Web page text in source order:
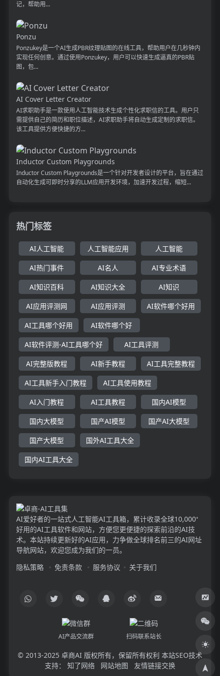
记，帮助用...
Ponzu
Ponzukey是一个AI生成PBR纹理贴图的在线工具，帮助用户在几秒钟内
实现任何创意。通过使用Ponzukey，用户可以快速生成逼真的PBR贴
图，包...
AI Cover Letter Creator
AI求职助手是一款使用人工智能技术生成个性化求职信的工具。用户只
需提供自己的简历和职位描述，AI求职助手将自动生成定制的求职信。
该工具提供方便快捷的方...
Inductor Custom Playgrounds
Inductor Custom Playgrounds是一个针对开发者设计的平台，旨在通过
自动化生成可即时分享的LLM应用开发环境，加速开发过程，缩短...
热门标签
AI人工智能 人工智能应用 人工智能
AI热门事件 AI名人 AI专业术语
AI知识百科 AI知识大全 AI知识
AI应用评测网 AI应用评测 AI软件哪个好用
AI工具哪个好用 AI软件哪个好
AI软件评测-AI工具哪个好 AI工具评测
AI完整版教程 AI新手教程 AI工具完整教程
AI工具新手入门教程 AI工具使用教程
AI入门教程 AI工具教程 国内AI模型
国内大模型 国产AI模型 国产AI大模型
国产大模型 国外AI工具大全
国内AI工具大全
AI爱好者的一站式人工智能AI工具箱，累计收录全球10,000⁺
好用的AI工具软件和网站，方便您更便捷的探索前沿的AI技
术。本站持续更新好的AI应用，力争做全球排名前三的AI网址
导航网站，欢迎您成为我们的一员。
隐私策略
免责条款 服务协议 关于我们
AI产品交流群 扫码联系站长
© 2013-2025 卓商AI 版权所有，保留所有权利 本站SEO技术
支持：
知了网络 网站地图 友情链接交换